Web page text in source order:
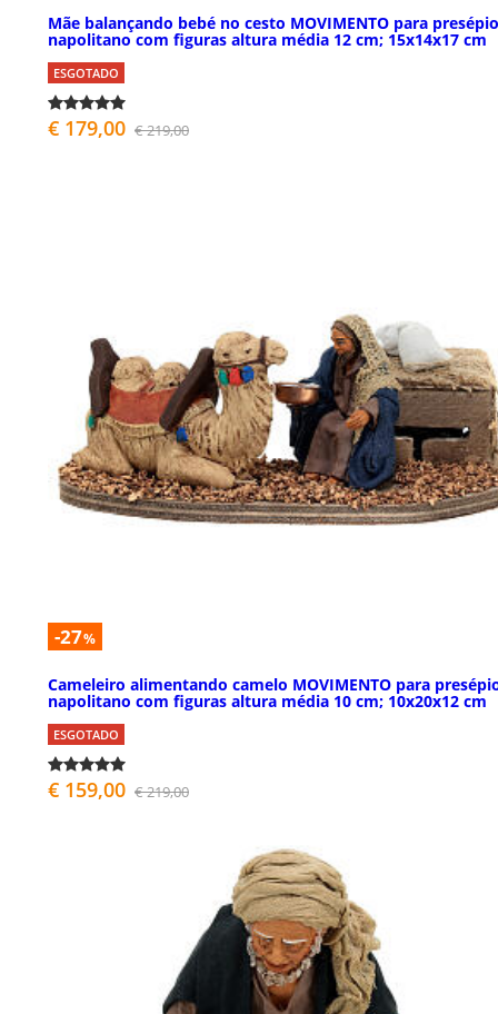
Mãe balançando bebé no cesto MOVIMENTO para presépio
napolitano com figuras altura média 12 cm; 15x14x17 cm
ESGOTADO
€ 179,00 € 219,00
-27%
Cameleiro alimentando camelo MOVIMENTO para
napolitano com figuras altura média 10 cm; 10x20x12 cm
ESGOTADO
€ 159,00 € 219,00